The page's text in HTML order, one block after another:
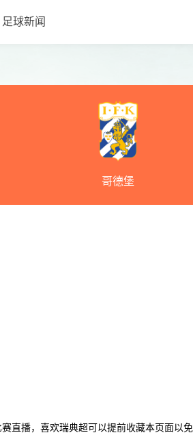
足球新闻
哥德堡
直播，喜欢瑞典超可以提前收藏本页面以免